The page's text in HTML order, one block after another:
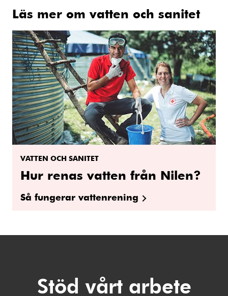
Läs mer om vatten och sanitet
VATTEN OCH SANITET
Hur renas vatten från Nilen?
Så fungerar vattenrening
Stöd vårt arbete